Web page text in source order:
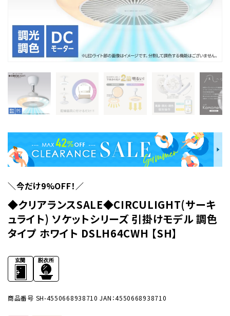
＼今だけ9%OFF！／
◆クリアランスSALE◆CIRCULIGHT(サーキ
ュライト) ソケットシリーズ 引掛けモデル 調色
タイプ ホワイト DSLH64CWH 【SH】
商品番号 SH-4550668938710 JAN：4550668938710